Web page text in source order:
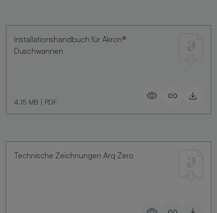
Installationshandbuch für Akron®
Duschwannen
4.15 MB | PDF
Technische Zeichnungen Arq Zero